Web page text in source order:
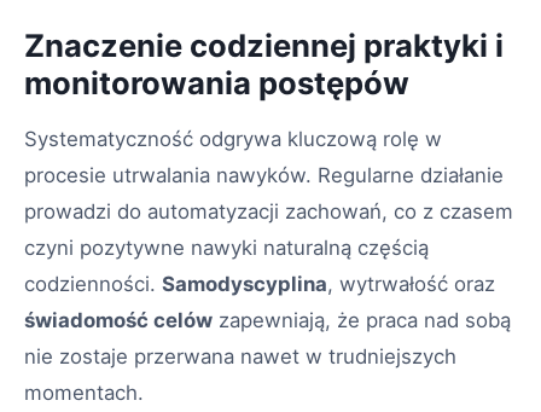
Znaczenie codziennej praktyki i
monitorowania postępów
Systematyczność odgrywa kluczową rolę w
procesie utrwalania nawyków. Regularne działanie
prowadzi do automatyzacji zachowań, co z czasem
czyni pozytywne nawyki naturalną częścią
codzienności. Samodyscyplina, wytrwałość oraz
świadomość celów zapewniają, że praca nad sobą
nie zostaje przerwana nawet w trudniejszych
momentach.